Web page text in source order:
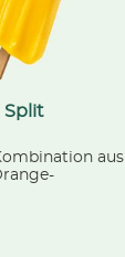
Split
aus
ml